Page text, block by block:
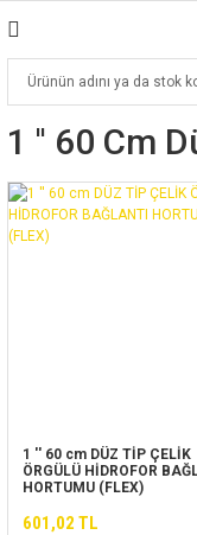
1 '' 60 Cm
1 '' 60 cm DÜZ TİP ÇELİK
ÖRGÜLÜ HİDROFOR
HORTUMU (FLEX)
601,02 TL